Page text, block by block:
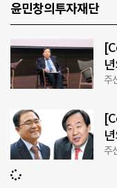
윤민창의투자재단
주
주